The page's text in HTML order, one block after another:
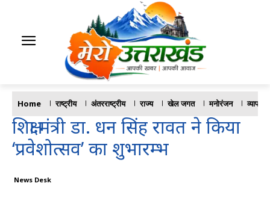
Home राष्ट्रीय अंतरराष्ट्रीय राज्य खेल जगत मनोरंजन व्यापार
शिक्षा मंत्री डा. धन सिंह रावत ने किया
‘प्रवेशोत्सव’ का शुभारम्भ
News Desk